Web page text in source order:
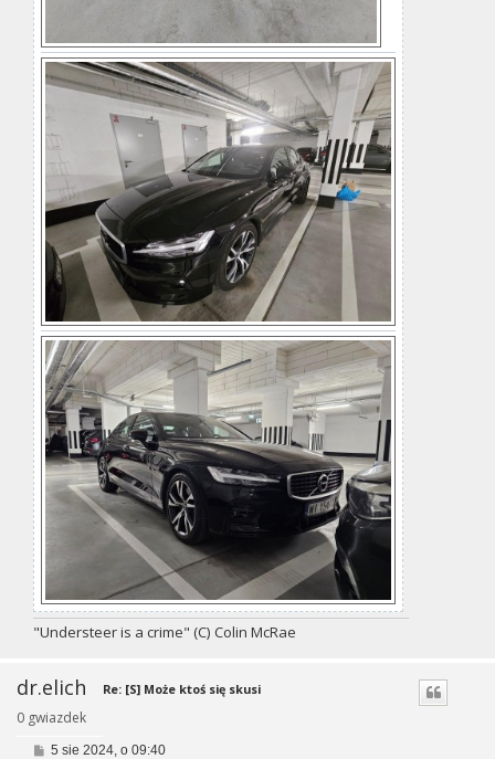
"Understeer is a crime" (C) Colin McRae
dr.elich
0 gwiazdek
Re: [S] Może ktoś się skusi
P5 sie 2024, o 09:40